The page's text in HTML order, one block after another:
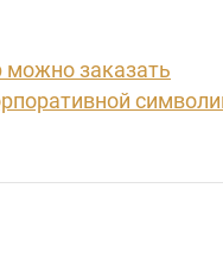
можно заказать